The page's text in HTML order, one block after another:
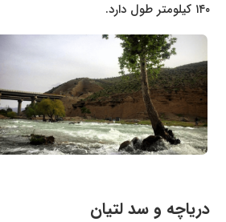
۱۴۰ کیلومتر طول دارد.
دریاچه و سد لتیان